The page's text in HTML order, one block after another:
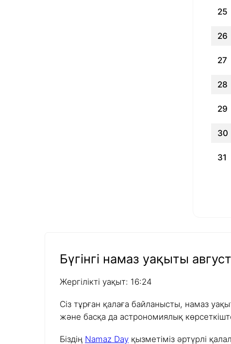
25
26
27
28
29
30
31
Бүгінгі намаз уақыты
Жергілікті уақыт: 16:24
Сіз тұрған қалаға байланысты, намаз
және басқа да астрономиялық
Біздің Namaz Day қызметіміз әртүрлі